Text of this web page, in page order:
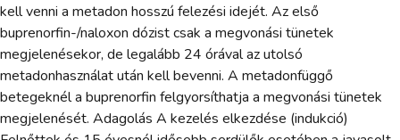
kell venni a metadon hosszú felezési idejét. Az első
buprenorfin-/naloxon dózist csak a megvonási tünetek
megjelenésekor, de legalább 24 órával az utolsó
metadonhasználat után kell bevenni. A metadonfüggő
betegeknél a buprenorfin felgyorsíthatja a megvonási tünetek
megjelenését. Adagolás A kezelés elkezdése (indukció)